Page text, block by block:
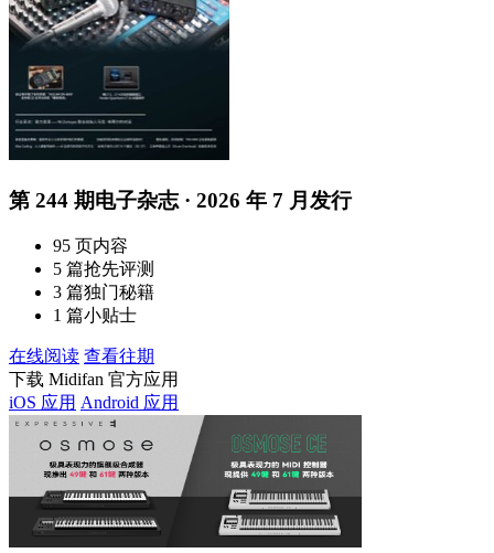
第 244 期电子杂志 · 2026 年 7 月发行
95 页内容
5 篇抢先评测
3 篇独门秘籍
1 篇小贴士
在线阅读 查看往期
下载 Midifan 官方应用
iOS 应用 Android 应用